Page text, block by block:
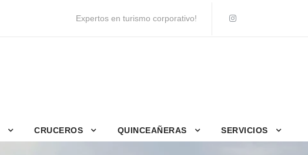
Expertos en turismo corporativo!
CRUCEROS QUINCEAÑERAS SERVICIOS